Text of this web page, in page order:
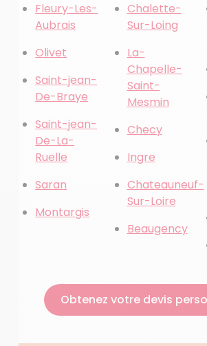
Fleury-Les-
Aubrais
Olivet
Saint-jean-
De-Braye
Saint-jean-
De-La-
Ruelle
Saran
Montargis
Chalette-
Sur-Loing
La-
Chapelle-
Saint-
Mesmin
Checy
Ingre
Chateauneuf-
Sur-Loire
Beaugency
Obtenez votre devis